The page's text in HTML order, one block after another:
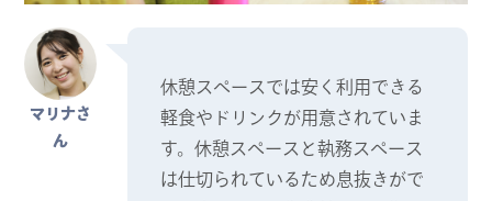
マリナさ
ん
休憩スペースでは安く利用できる
軽食やドリンクが用意されていま
す。休憩スペースと執務スペース
は仕切られているため息抜きがで